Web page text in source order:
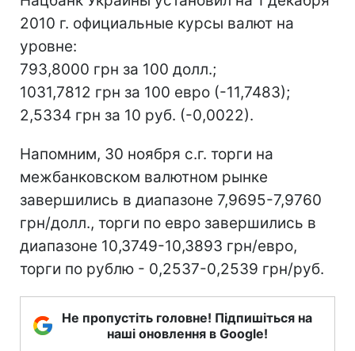
2010 г. официальные курсы валют на
уровне:
793,8000 грн за 100 долл.;
1031,7812 грн за 100 евро (-11,7483);
2,5334 грн за 10 руб. (-0,0022).
Напомним, 30 ноября с.г. торги на
межбанковском валютном рынке
завершились в диапазоне 7,9695-7,9760
грн/долл., торги по евро завершились в
диапазоне 10,3749-10,3893 грн/евро,
торги по рублю - 0,2537-0,2539 грн/руб.
Не пропустіть головне! Підпишіться на
наші оновлення в Google!